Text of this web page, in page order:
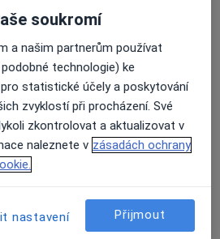
Mraštík
názorů
Vankova
Internista
soukromí
a našim partnerům používat
technologie) ke
statistické účely a poskytování
zvyklostí při procházení. Své
zkontrolovat a aktualizovat v
naleznete v zásadách ochrany
nastavení Přijmout